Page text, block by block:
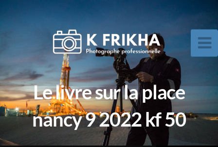
Le livre sur la place
nancy 9 2022 kf 50